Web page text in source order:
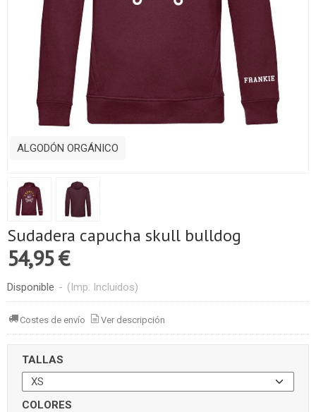
ALGODÓN ORGÁNICO
Sudadera capucha skull bulldog
54,95 €
Disponible - (Imp. Incluidos)
Costes de envío Ver descripción
TALLAS
COLORES